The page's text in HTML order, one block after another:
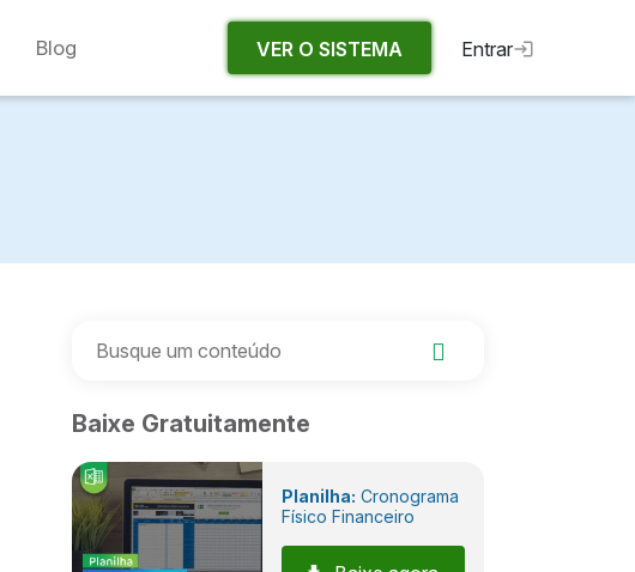
Blog VER O SISTEMA Entrar
Baixe Gratuitamente
Planilha: Cronograma
Físico Financeiro